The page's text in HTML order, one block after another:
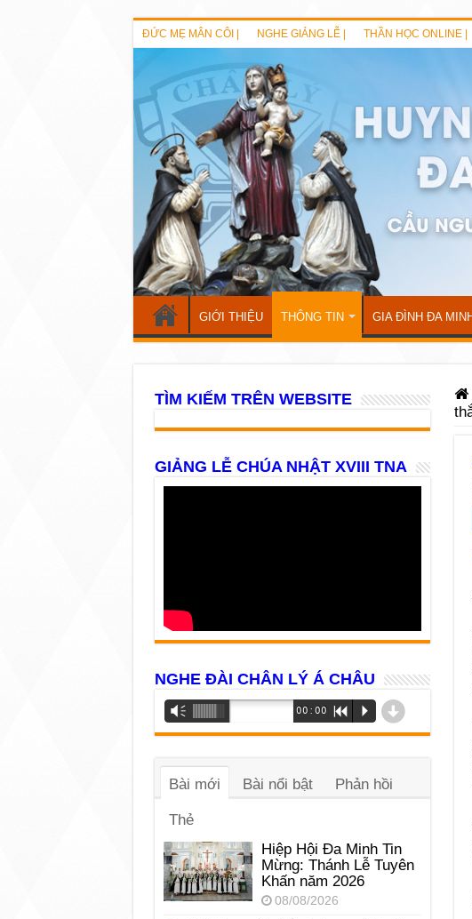
ĐỨC MẸ MÂN CÔI | NGHE GIẢNG LỄ | THẦN HỌC ONLINE |
GIỚI THIỆU THÔNG TIN GIA ĐÌNH ĐA
TÌM KIẾM TRÊN WEBSITE
GIẢNG LỄ CHÚA NHẬT XVIII TNA
NGHE ĐÀI CHÂN LÝ Á CHÂU
Trình
phát
âm
Vm 00:00 R P d
Bài mới Bài nổi bật Phản hồi
Thẻ
Hiệp Hội Đa Minh Tin
Mừng: Thánh Lễ Tuyên
Khấn năm 2026
08/08/2026